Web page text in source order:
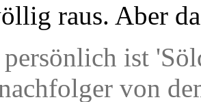
raus. Aber
ist
von